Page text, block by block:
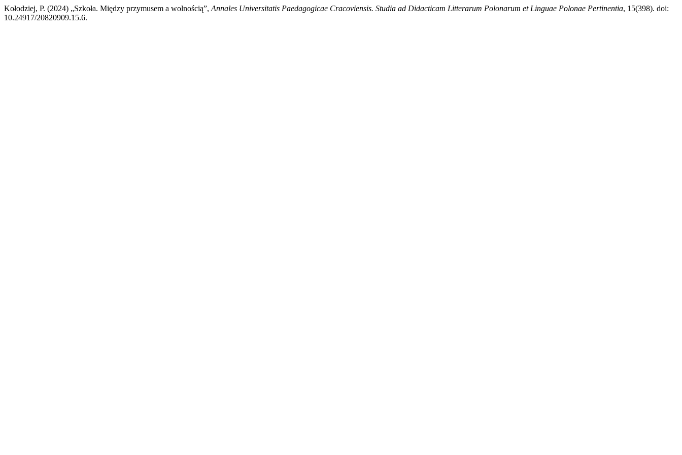
Kołodziej, P. (2024) „Szkoła. Między przymusem a wolnością”, Annales Universitatis Paedagogicae Cracoviensis. Studia ad Didacticam Litterarum Polonarum et Linguae Polonae Pertinentia, 15(398). doi:
10.24917/20820909.15.6.